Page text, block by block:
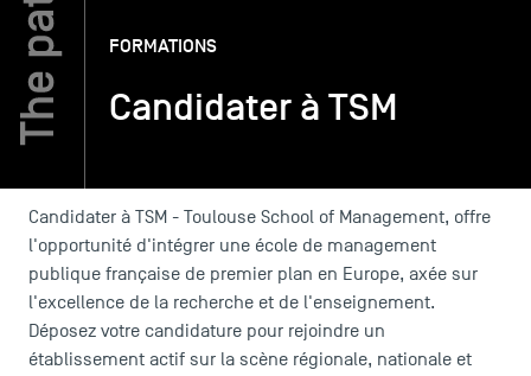
Alumni
FORMATIONS
Candidater à TSM
Candidater à TSM - Toulouse School of Management, offre
l'opportunité d'intégrer une école de management
publique française de premier plan en Europe, axée sur
l'excellence de la recherche et de l'enseignement.
Déposez votre candidature pour rejoindre un
établissement actif sur la scène régionale, nationale et